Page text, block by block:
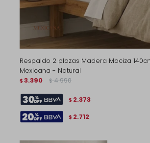
Respaldo 2 plazas Madera Maciza
Mexicana - Natural
$ 3.390 $ 4.990
$ 2.373
$ 2.712